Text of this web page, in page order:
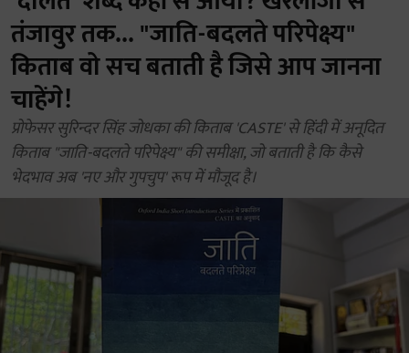
तंजावुर तक... "जाति-बदलते परिपेक्ष्य"
किताब वो सच बताती है जिसे आप जानना
चाहेंगे!
प्रोफेसर सुरिन्दर सिंह जोधका की किताब 'CASTE' से हिंदी में अनूदित
किताब "जाति-बदलते परिपेक्ष्य" की समीक्षा, जो बताती है कि कैसे
भेदभाव अब 'नए और गुपचुप' रूप में मौजूद है।